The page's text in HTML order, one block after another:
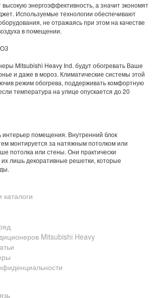
энергоэффективность, а значит экономят
Используемые технологии обеспечивают
не отражаясь при этом на качестве
в помещении.
Mitsubishi Heavy Ind. будут обогревать Ваше
и даже в мороз. Климатические системы этой
режим обогрева, поддерживать комфортную
температура на улице опускается до 20
интерьер помещения. Внутренний блок
монтируется за натяжным потолком или
потолка или стены. Они практически
лишь декоративные решетки, которые
каталоги
Mitsubishi Heavy